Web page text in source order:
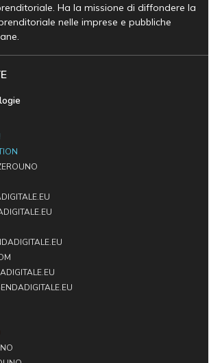
Ha la missione di diffondere la
nelle imprese e pubbliche